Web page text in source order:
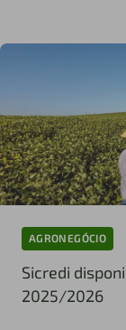
AGRONEGÓCIO
Sicredi
2025/2026